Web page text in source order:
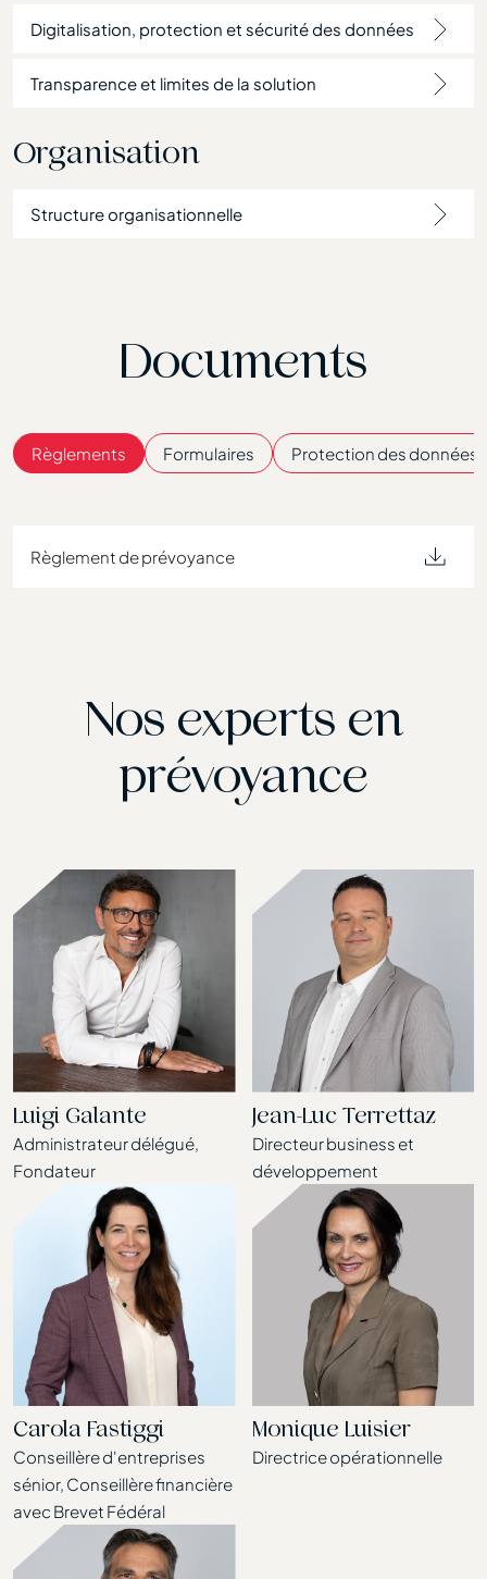
Digitalisation, protection et sécurité des données
Transparence et limites de la solution
Organisation
Structure organisationnelle
Documents
Règlements Formulaires Protection des données
Règlement de prévoyance
Nos experts en
prévoyance
Luigi Galante
Administrateur délégué,
Fondateur
Jean-Luc Terrettaz
Directeur business et
développement
Carola Fastiggi
Conseillère d'entreprises
sénior, Conseillère financière
avec Brevet Fédéral
Monique Luisier
Directrice opérationnelle